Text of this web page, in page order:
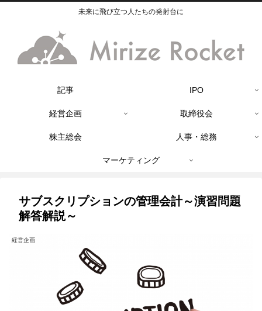
未来に飛び立つ人たちの発射台に
記事 IPO
経営企画 取締役会
株主総会 人事・総務
マーケティング
サブスクリプションの管理会計～演習問題
解答解説～
経営企画